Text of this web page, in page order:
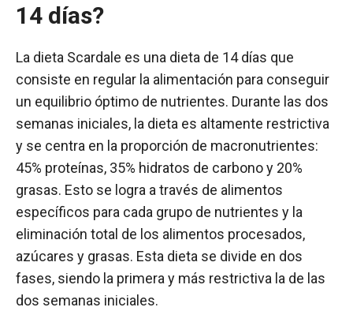
14 días?
La dieta Scardale es una dieta de 14 días que
consiste en regular la alimentación para conseguir
un equilibrio óptimo de nutrientes. Durante las dos
semanas iniciales, la dieta es altamente restrictiva
y se centra en la proporción de macronutrientes:
45% proteínas, 35% hidratos de carbono y 20%
grasas. Esto se logra a través de alimentos
específicos para cada grupo de nutrientes y la
eliminación total de los alimentos procesados,
azúcares y grasas. Esta dieta se divide en dos
fases, siendo la primera y más restrictiva la de las
dos semanas iniciales.